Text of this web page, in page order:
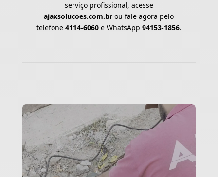
serviço profissional, acesse
ajaxsolucoes.com.br ou fale agora pelo
telefone 4114-6060e WhatsApp 94153-1856.